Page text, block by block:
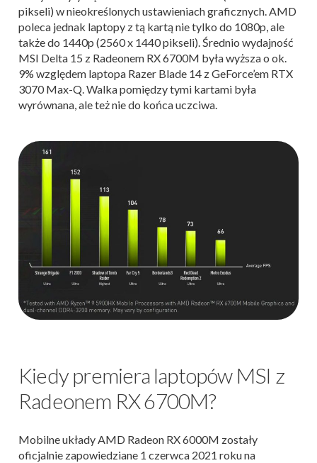
pikseli) w nieokreślonych ustawieniach graficznych. AMD
poleca jednak laptopy z tą kartą nie tylko do 1080p, ale
także do 1440p (2560 x 1440 pikseli). Średnio wydajność
MSI Delta 15 z Radeonem RX 6700M była wyższa o ok.
9% względem laptopa Razer Blade 14 z GeForce’em RTX
3070 Max-Q. Walka pomiędzy tymi kartami była
wyrównana, ale też nie do końca uczciwa.
Kiedy premiera laptopów MSI z
Radeonem RX 6700M?
Mobilne układy AMD Radeon RX 6000M zostały
oficjalnie zapowiedziane 1 czerwca 2021 roku na